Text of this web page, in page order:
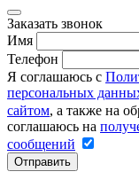
Заказать звонок
Имя
Телефон
Я соглашаюсь с
персональных
сайтом, а также на
соглашаюсь на
сообщений
Отправить